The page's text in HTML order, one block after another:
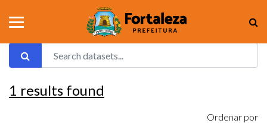
1 results found
Ordenar por